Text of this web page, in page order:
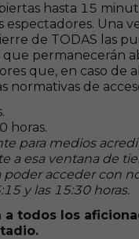
hasta 15
espectadores. Una
de TODAS las
permanecerán
que, en caso de
normativas de
horas.
para medios
a esa ventana de
poder acceder con
y las 15:30 horas.
todos los